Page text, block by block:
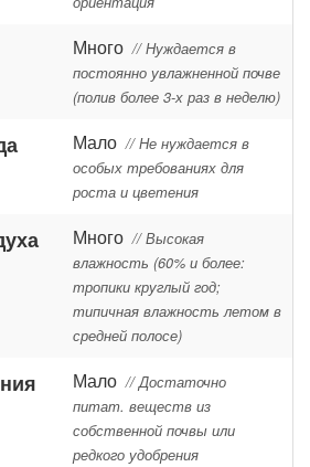
Много // Нуждается в
постоянно увлажненной почве
(полив более 3-х раз в неделю)
Мало // Не нуждается в
особых требованиях для
роста и цветения
Много // Высокая
влажность (60% и более:
тропики круглый год;
типичная влажность летом в
средней полосе)
Мало // Достаточно
питат. веществ из
собственной почвы или
редкого удобрения